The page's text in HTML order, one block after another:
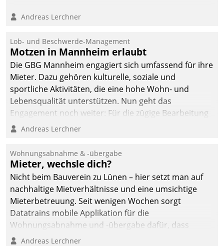
Andreas Lerchner
Lob- und Beschwerde-Management
Motzen in Mannheim erlaubt
Die GBG Mannheim engagiert sich umfassend für ihre
Mieter. Dazu gehören kulturelle, soziale und
sportliche Aktivitäten, die eine hohe Wohn- und
Lebensqualität unterstützen. Nun geht das
Engagement noch weiter: Für die zügige Bearbeitung
von Beschwerden – oder Lob – richtet das
und Beschwerde-Management einen eigenen Kanal
ein.
Andreas Lerchner
Wohnungsabnahme & -übergabe
Mieter, wechsle dich?
Nicht beim Bauverein zu Lünen – hier setzt man auf
nachhaltige Mietverhältnisse und eine umsichtige
Mieterbetreuung. Seit wenigen Wochen sorgt
Datatrains mobile Applikation für die
Wohnungsabnahme und -übergabe dafür, dass
Mieter wohlgeordnet kommen und, so es sein muss,
Andreas Lerchner